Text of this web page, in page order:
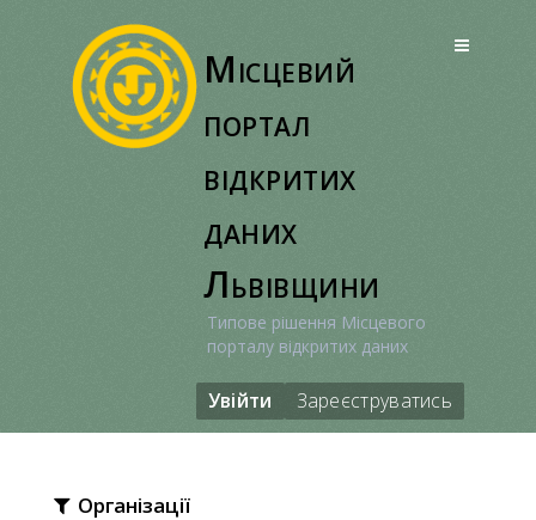
Місцевий
портал
відкритих
даних
Львівщини
Типове рішення Місцевого
порталу відкритих даних
Увійти Зареєструватись
Організації